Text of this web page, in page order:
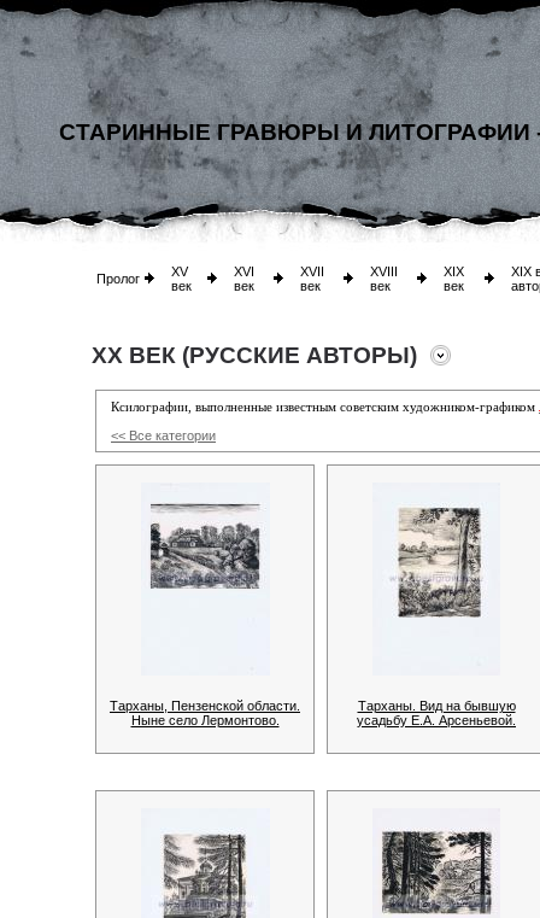
СТАРИННЫЕ ГРАВЮРЫ И ЛИТОГРАФИИ
Пролог
XV
век
XVI
век
XVII
век
XVIII
век
XIX
век
XIX
XX ВЕК (РУССКИЕ АВТОРЫ)
Ксилографии, выполненные известным советским художником-графиком
<< Все категории
Тарханы, Пензенской области.
Ныне село Лермонтово.
Тарханы. Вид на бывшую
усадьбу Е.А. Арсеньевой.